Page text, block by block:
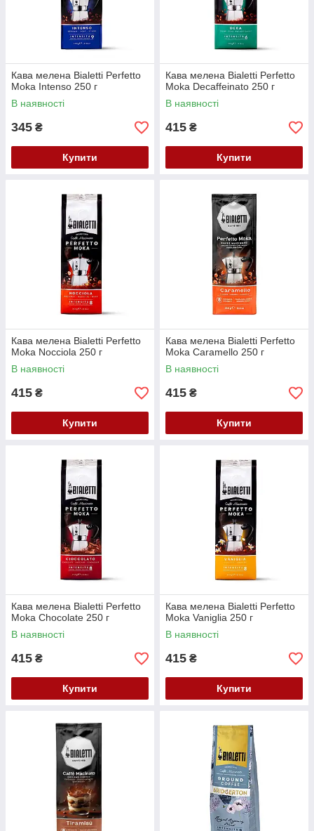
Кава мелена Bialetti Perfetto
Moka Intenso 250 г
В наявності
345 ₴
Купити
Кава мелена Bialetti Perfetto
Moka Decaffeinato 250 г
В наявності
415 ₴
Купити
Кава мелена Bialetti Perfetto
Moka Nocciola 250 г
В наявності
415 ₴
Купити
Кава мелена Bialetti Perfetto
Moka Caramello 250 г
В наявності
415 ₴
Купити
Кава мелена Bialetti Perfetto
Moka Chocolate 250 г
В наявності
415 ₴
Купити
Кава мелена Bialetti Perfetto
Moka Vaniglia 250 г
В наявності
415 ₴
Купити